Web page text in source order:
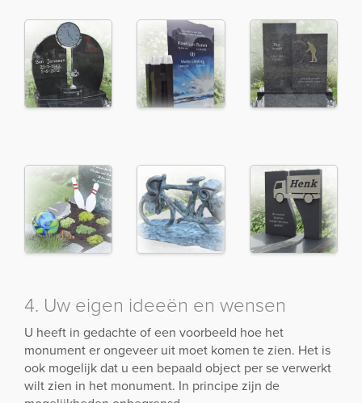
4. Uw eigen ideeën en wensen
U heeft in gedachte of een voorbeeld hoe het
monument er ongeveer uit moet komen te zien. Het is
ook mogelijk dat u een bepaald object per se verwerkt
wilt zien in het monument. In principe zijn de